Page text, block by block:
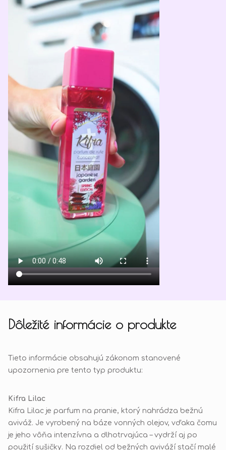
Dôležité informácie o produkte
Tieto informácie obsahujú zákonom stanovené
upozornenia pre tento typ produktu:
Kifra Lilac
Kifra Lilac je parfum na pranie, ktorý nahrádza bežnú
aviváž. Je vyrobený na báze vonných olejov, vďaka čomu
je jeho vôňa intenzívna a dlhotrvajúca – vydrží aj po
použití sušičky. Na rozdiel od bežných aviváží stačí malé